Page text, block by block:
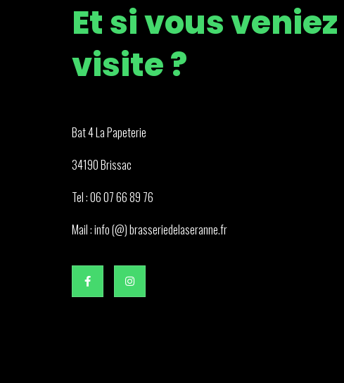
Et si vous
visite ?
Bat 4 La Papeterie
34190 Brissac
Tel : 06 07 66 89 76
Mail : info (@) brasseriedelaseranne.fr